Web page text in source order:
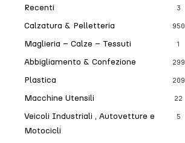
Recenti 3
Calzatura & Pelletteria 950
Maglieria – Calze – Tessuti 1
Abbigliamento & Confezione 299
Plastica 209
Macchine Utensili 22
Veicoli Industriali , Autovetture e
Motocicli
5